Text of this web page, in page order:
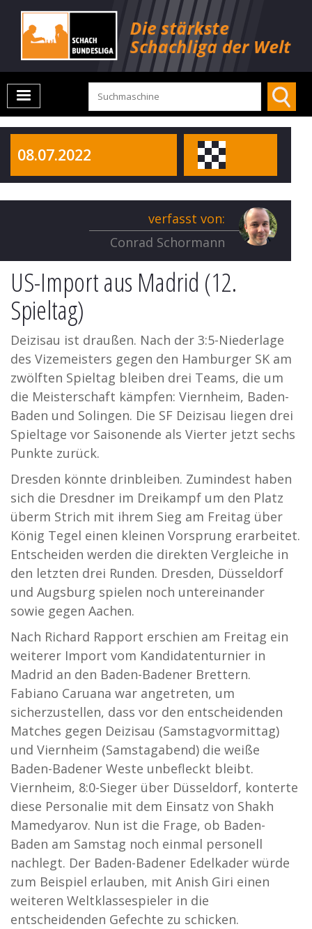
08.07.2022
verfasst von:
Conrad Schormann
US-Import aus Madrid (12.
Spieltag)
Deizisau ist draußen. Nach der 3:5-Niederlage
des Vizemeisters gegen den Hamburger SK am
zwölften Spieltag bleiben drei Teams, die um
die Meisterschaft kämpfen: Viernheim, Baden-
Baden und Solingen. Die SF Deizisau liegen drei
Spieltage vor Saisonende als Vierter jetzt sechs
Punkte zurück.
Dresden könnte drinbleiben. Zumindest haben
sich die Dresdner im Dreikampf um den Platz
überm Strich mit ihrem Sieg am Freitag über
König Tegel einen kleinen Vorsprung erarbeitet.
Entscheiden werden die direkten Vergleiche in
den letzten drei Runden. Dresden, Düsseldorf
und Augsburg spielen noch untereinander
sowie gegen Aachen.
Nach Richard Rapport erschien am Freitag ein
weiterer Import vom Kandidatenturnier in
Madrid an den Baden-Badener Brettern.
Fabiano Caruana war angetreten, um
sicherzustellen, dass vor den entscheidenden
Matches gegen Deizisau (Samstagvormittag)
und Viernheim (Samstagabend) die weiße
Baden-Badener Weste unbefleckt bleibt.
Viernheim, 8:0-Sieger über Düsseldorf, konterte
diese Personalie mit dem Einsatz von Shakh
Mamedyarov. Nun ist die Frage, ob Baden-
Baden am Samstag noch einmal personell
nachlegt. Der Baden-Badener Edelkader würde
zum Beispiel erlauben, mit Anish Giri einen
weiteren Weltklassespieler in die
entscheidenden Gefechte zu schicken.